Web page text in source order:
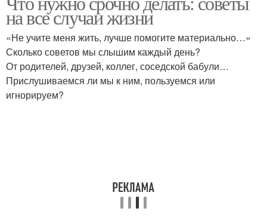
на все случаи жизни
«Не учите меня жить, лучше помогите материально…»
Сколько советов мы слышим каждый день?
От родителей, друзей, коллег, соседской бабули…
Прислушиваемся ли мы к ним, пользуемся или
игнорируем?